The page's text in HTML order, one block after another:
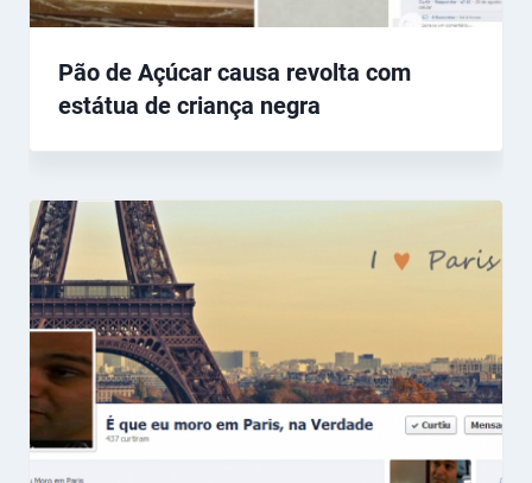
Pão de Açúcar causa revolta com
estátua de criança negra